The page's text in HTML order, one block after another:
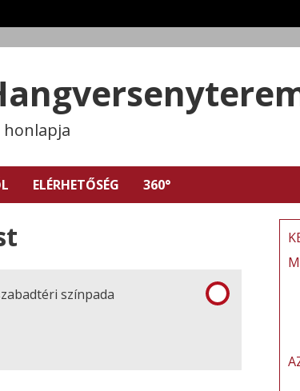
honlapja
ELÉRHETŐSÉG 360°
színpada